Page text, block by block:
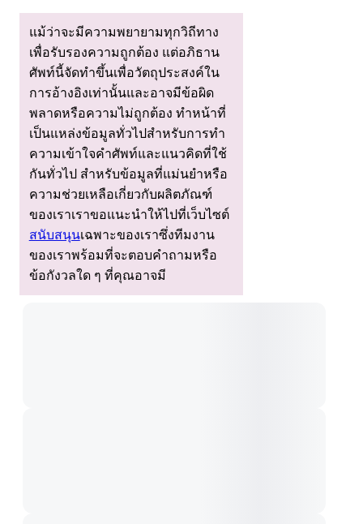
แม้ว่าจะมีความพยายามทุกวิถีทาง
เพื่อรับรองความถูกต้อง แต่อภิธาน
ศัพท์นี้จัดทําขึ้นเพื่อวัตถุประสงค์ใน
การอ้างอิงเท่านั้นและอาจมีข้อผิด
พลาดหรือความไม่ถูกต้อง ทําหน้าที่
เป็นแหล่งข้อมูลทั่วไปสําหรับการทํา
ความเข้าใจคําศัพท์และแนวคิดที่ใช้
กันทั่วไป สําหรับข้อมูลที่แม่นยําหรือ
ความช่วยเหลือเกี่ยวกับผลิตภัณฑ์
ของเราเราขอแนะนําให้ไปที่เว็บไซต์
สนับสนุนเฉพาะของเราซึ่งทีมงาน
ของเราพร้อมที่จะตอบคําถามหรือ
ข้อกังวลใด ๆ ที่คุณอาจมี